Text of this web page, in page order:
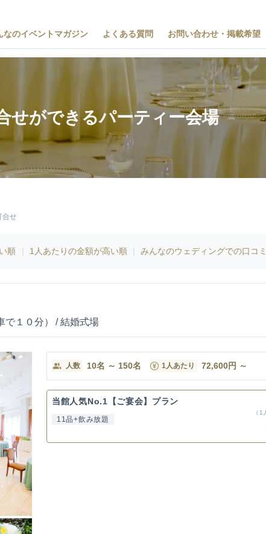
なのイベントマガジン よくある質問 お問い合わせ・掲載希望
せができるパーティー会場
合せ
順 1人あたりの金額が高い順 みんなのウェディングでの口コ
１０分） / 結婚式場
人数 10名 ～ 150名 1人あたり 72,600円 ～
当館人気No.1【ご宴会】プラン
11品+飲み放題
（